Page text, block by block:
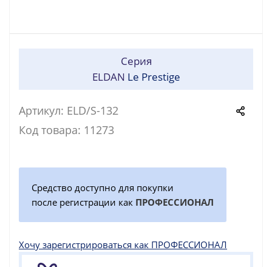
Артикул: ELD/S-132
Код товара: 11273
Серия
ELDAN Le Prestige
Средство доступно для покупки
после регистрации как ПРОФЕССИОНАЛ
Хочу зарегистрироваться как ПРОФЕССИОНАЛ